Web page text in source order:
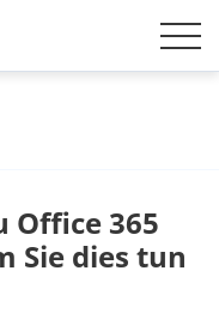
Office 365
Sie dies tun